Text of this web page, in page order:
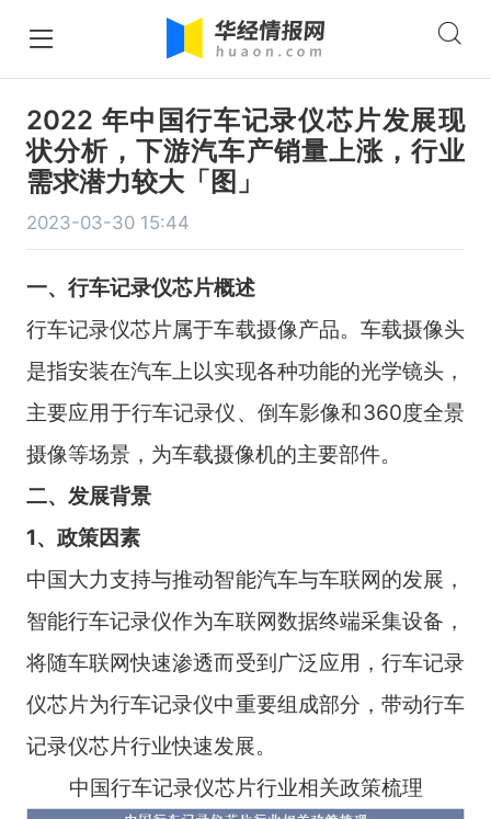
2022 年中国行车记录仪芯片发展现
状分析，下游汽车产销量上涨，行业
需求潜力较大「图」
2023-03-30 15:44
一、行车记录仪芯片概述
行车记录仪芯片属于车载摄像产品。车载摄像头
是指安装在汽车上以实现各种功能的光学镜头，
主要应用于行车记录仪、倒车影像和360度全景
摄像等场景，为车载摄像机的主要部件。
二、发展背景
1、政策因素
中国大力支持与推动智能汽车与车联网的发展，
智能行车记录仪作为车联网数据终端采集设备，
将随车联网快速渗透而受到广泛应用，行车记录
仪芯片为行车记录仪中重要组成部分，带动行车
记录仪芯片行业快速发展。
中国行车记录仪芯片行业相关政策梳理